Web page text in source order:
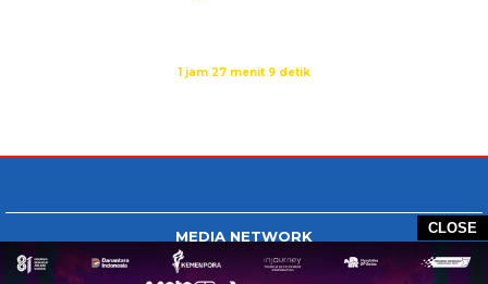
CLOSE
1 jam 27 menit 8 detik
MEDIA NETWORK
Tangan Berbagi
BERBAGI News
Whatsapp.com